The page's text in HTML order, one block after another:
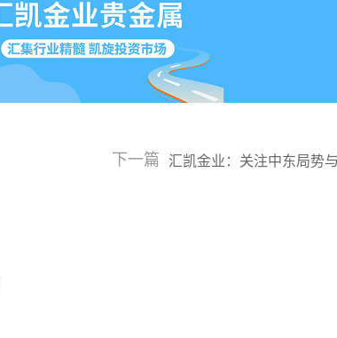
下一篇 汇凯金业：关注中东局势